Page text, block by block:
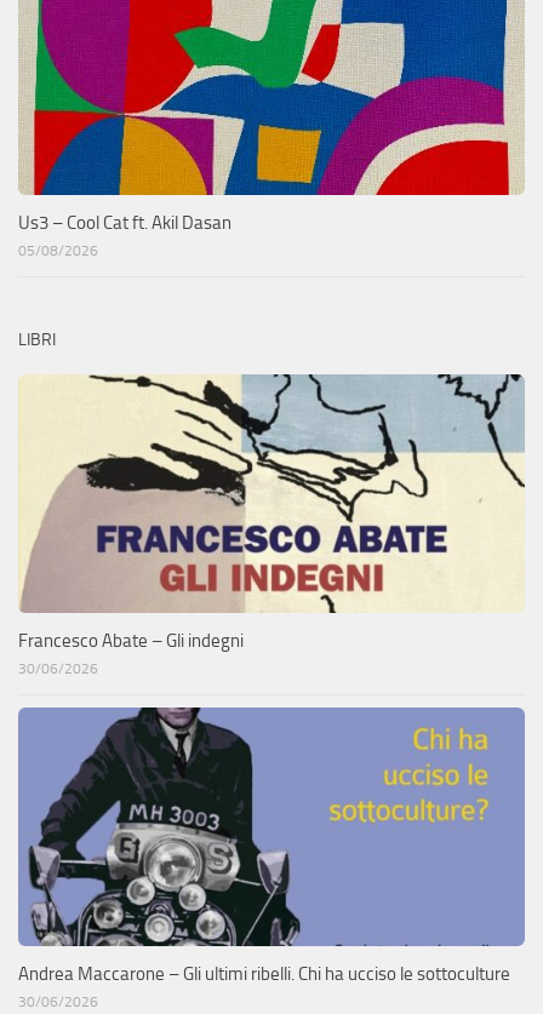
Us3 – Cool Cat ft. Akil Dasan
05/08/2026
LIBRI
Francesco Abate – Gli indegni
30/06/2026
Andrea Maccarone – Gli ultimi ribelli. Chi ha ucciso le sottoculture
30/06/2026